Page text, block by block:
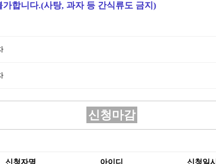
합니다.(사탕, 과자 등 간식류도 금지)
신청마감
신청자명 아이디 신청일시